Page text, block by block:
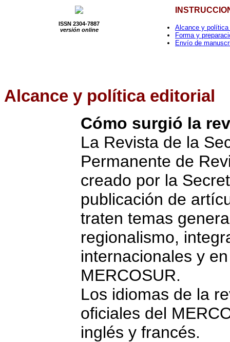
ISSN 2304-7887
versión online
Alcance y política
Forma y
Envío de
Alcance y política editorial
Cómo surgió la
La Revista de la
Permanente de
creado por la
publicación de
traten temas
regionalismo,
internacionales y
MERCOSUR.
Los idiomas de la
oficiales del
inglés y francés.